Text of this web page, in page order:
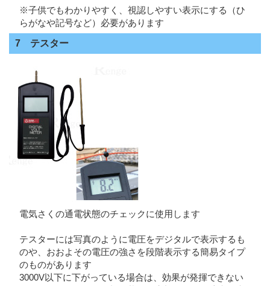
※子供でもわかりやすく、視認しやすい表示にする（ひ
らがなや記号など）必要があります
7 テスター
電気さくの通電状態のチェックに使用します
テスターには写真のように電圧をデジタルで表示するも
のや、おおよその電圧の強さを段階表示する簡易タイプ
のものがあります
3000V以下に下がっている場合は、効果が発揮できない